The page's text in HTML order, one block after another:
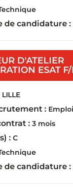
de candidature :
D'ATELIER
ESAT
LILLE
:
: 3 mois
: C
de candidature :